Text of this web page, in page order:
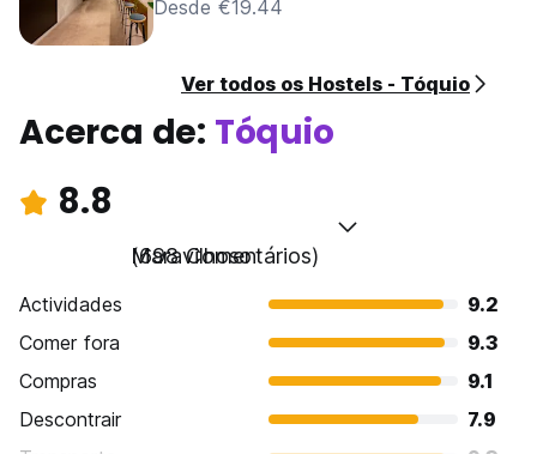
Desde €19.44
Ver todos os Hostels - Tóquio
Acerca de: Tóquio
8.8
Maravilhoso
(698 Comentários)
Actividades
9.2
Comer fora
9.3
Compras
9.1
Descontrair
7.9